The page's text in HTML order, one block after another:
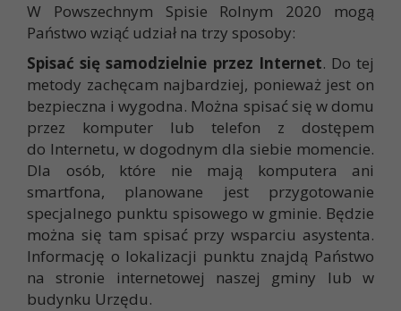
W Powszechnym Spisie Rolnym 2020 mogą
Państwo wziąć udział na trzy sposoby:
Spisać się samodzielnie przez Internet. Do tej
metody zachęcam najbardziej, ponieważ jest on
bezpieczna i wygodna. Można spisać się w domu
przez komputer lub telefon z dostępem
do Internetu, w dogodnym dla siebie momencie.
Dla osób, które nie mają komputera ani
smartfona, planowane jest przygotowanie
specjalnego punktu spisowego w gminie. Będzie
można się tam spisać przy wsparciu asystenta.
Informację o lokalizacji punktu znajdą Państwo
na stronie internetowej naszej gminy lub w
budynku Urzędu.